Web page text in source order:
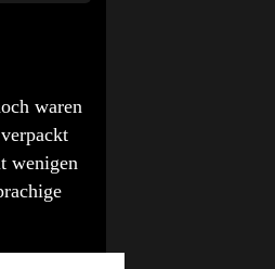
waren
wenigen